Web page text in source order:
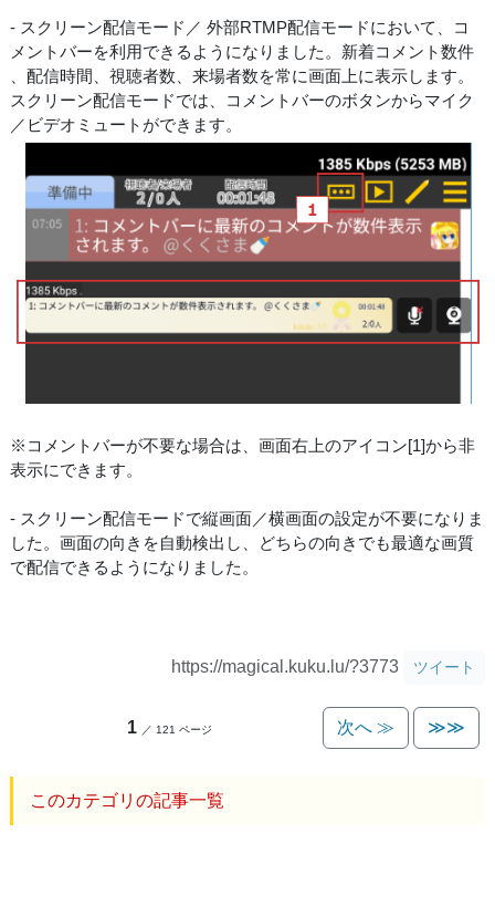
- スクリーン配信モード／ 外部RTMP配信モードにおいて、コ
メントバーを利用できるようになりました。新着コメント数件
、配信時間、視聴者数、来場者数を常に画面上に表示します。
スクリーン配信モードでは、コメントバーのボタンからマイク
／ビデオミュートができます。
※コメントバーが不要な場合は、画面右上のアイコン[1]から非
表示にできます。
- スクリーン配信モードで縦画面／横画面の設定が不要になりま
した。画面の向きを自動検出し、どちらの向きでも最適な画質
で配信できるようになりました。
https://magical.kuku.lu/?3773 ツイート
1 ／ 121 ページ 次へ ≫ ≫≫
このカテゴリの記事一覧